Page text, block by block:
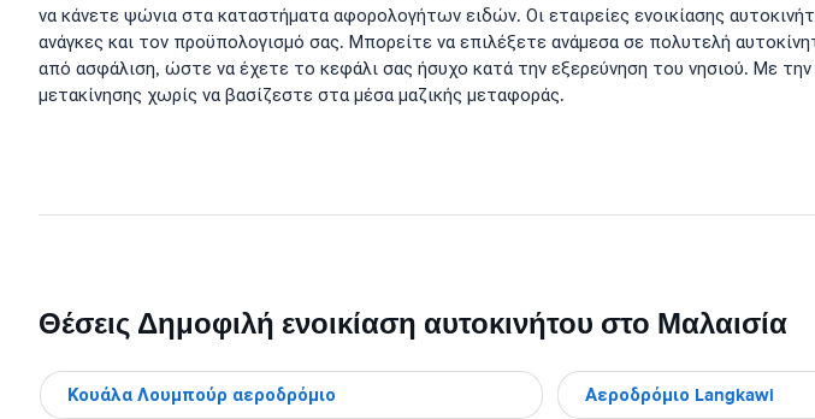
να κάνετε ψώνια στα καταστήματα αφορολογήτων ειδών. Οι εταιρείες ενοικίασης
ανάγκες και τον προϋπολογισμό σας. Μπορείτε να επιλέξετε ανάμεσα σε πολυτελή
από ασφάλιση, ώστε να έχετε το κεφάλι σας ήσυχο κατά την εξερεύνηση του νησιού. Με
μετακίνησης χωρίς να βασίζεστε στα μέσα μαζικής μεταφοράς.
Θέσεις Δημοφιλή ενοικίαση αυτοκινήτου στο Μαλαισία
Κουάλα Λουμπούρ αεροδρόμιο Αεροδρόμιο Langkawi